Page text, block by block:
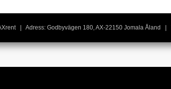
| Adress: Godbyvägen 180, AX-22150 Jomala Åland |